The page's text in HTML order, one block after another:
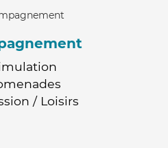
/ Loisirs